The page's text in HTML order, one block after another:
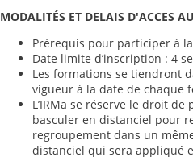
MODALITÉS ET DELAIS D'ACCES
Prérequis pour participer à
Date limite d’inscription : 4
Les formations se tiendront
vigueur à la date de chaque
L’IRMa se réserve le droit
basculer en distanciel pour
regroupement dans un
distanciel qui sera appliqué